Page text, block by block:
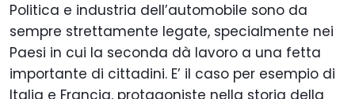
Politica e industria dell’automobile sono da
sempre strettamente legate, specialmente nei
Paesi in cui la seconda dà lavoro a una fetta
importante di cittadini. E’ il caso per esempio di